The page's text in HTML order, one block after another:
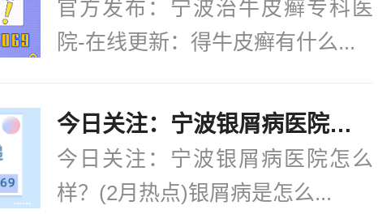
官方发布：宁波治牛皮癣专科医
院-在线更新：得牛皮癣有什么...
今日关注：宁波银屑病医院怎么样？(2月热点)银屑病是怎么染上的？
今日关注：宁波银屑病医院怎么
样？(2月热点)银屑病是怎么...